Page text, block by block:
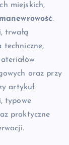
miejskich,
manewrowość.
trwałą
techniczne,
oraz przy
artykuł
typowe
praktyczne